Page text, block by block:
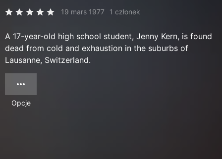
19 mars 1977 1 członek
A 17-year-old high school student, Jenny Kern, is found
dead from cold and exhaustion in the suburbs of
Lausanne, Switzerland.
Opcje